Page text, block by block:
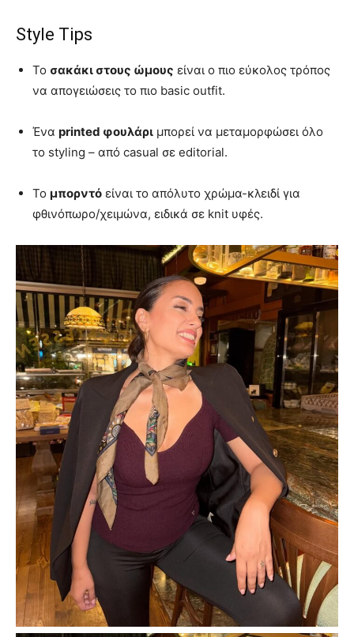
Style Tips
Το σακάκι στους ώμους είναι ο πιο εύκολος τρόπος
να απογειώσεις το πιο basic outfit.
Ένα printed φουλάρι μπορεί να μεταμορφώσει όλο
το styling – από casual σε editorial.
Το μπορντό είναι το απόλυτο χρώμα-κλειδί για
φθινόπωρο/χειμώνα, ειδικά σε knit υφές.